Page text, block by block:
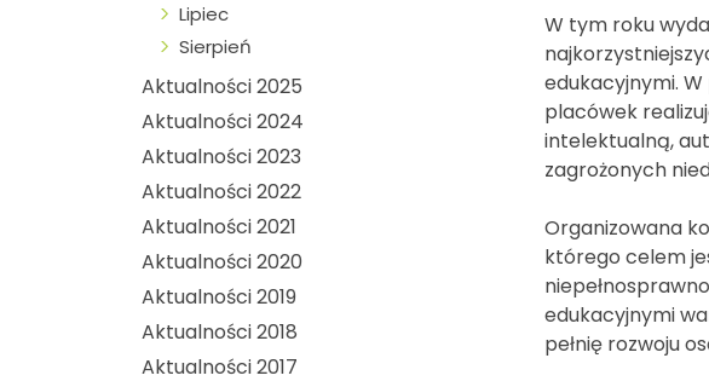
Lipiec
Sierpień
Aktualności 2025
Aktualności 2024
Aktualności 2023
Aktualności 2022
Aktualności 2021
Aktualności 2020
Aktualności 2019
Aktualności 2018
Aktualności 2017
W tym roku
edukacyjnymi.
placówek
intelektualną,
zagrożonych
Organizowana
którego celem
edukacyjnymi
pełnię rozwoju